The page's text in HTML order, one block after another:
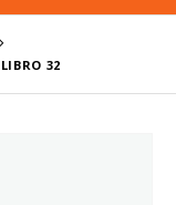
32